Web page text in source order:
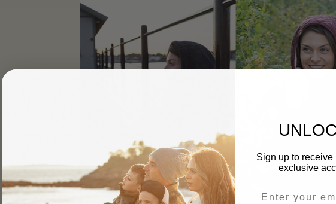
Sign up to receive
exclusive